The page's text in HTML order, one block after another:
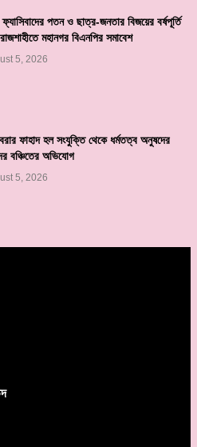
পতন ও ছাত্র-জনতার বিজয়ের বর্ষপূর্তি
মহানগর বিএনপির সমাবেশ
5, 2026
ফাহাদ হল সংযুক্তি থেকে ধর্মতত্ব অনুষদের
বঞ্চিতের অভিযোগ
5, 2026